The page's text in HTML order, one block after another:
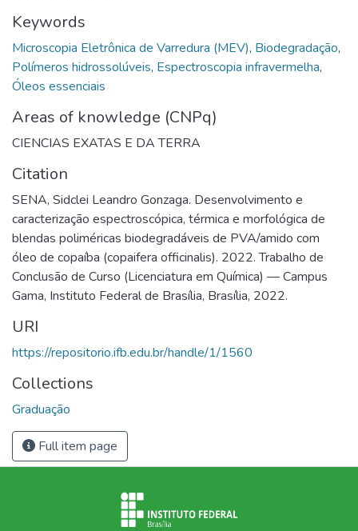
Keywords
Microscopia Eletrônica de Varredura (MEV), Biodegradação,
Polímeros hidrossolúveis, Espectroscopia infravermelha,
Óleos essenciais
Areas of knowledge (CNPq)
CIENCIAS EXATAS E DA TERRA
Citation
SENA, Sidclei Leandro Gonzaga. Desenvolvimento e
caracterização espectroscópica, térmica e morfológica de
blendas poliméricas biodegradáveis de PVA/amido com
óleo de copaíba (copaifera officinalis). 2022. Trabalho de
Conclusão de Curso (Licenciatura em Química) — Campus
Gama, Instituto Federal de Brasília, Brasília, 2022.
URI
https://repositorio.ifb.edu.br/handle/1/1560
Collections
Graduação
Full item page